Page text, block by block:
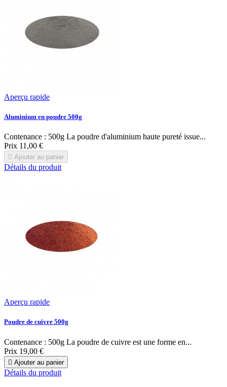
Aperçu rapide
Aluminium en poudre 500g
Contenance : 500g La poudre d'aluminium haute pureté issue...
Prix 11,00 €
 Ajouter au panier
Détails du produit
Aperçu rapide
Poudre de cuivre 500g
Contenance : 500g La poudre de cuivre est une forme en...
Prix 19,00 €
 Ajouter au panier
Détails du produit